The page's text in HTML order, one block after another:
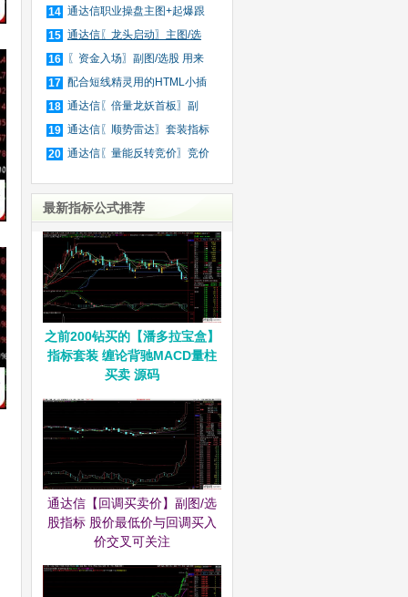
装
14 通达信职业操盘主图+起爆跟
庄
15 通达信〖龙头启动〗主图/选
股
16
〖资金入场〗副图/选股 用来
抓
17 配合短线精灵用的HTML小插
件
18 通达信〖倍量龙妖首板〗副
图/
19 通达信〖顺势雷达〗套装指标
20 通达信〖量能反转竞价〗竞价
最新指标公式推荐
之前200钻买的【潘多拉宝盒】
指标套装 缠论背驰MACD量柱
买卖 源码
通达信【回调买卖价】副图/选
股指标 股价最低价与回调买入
价交叉可关注